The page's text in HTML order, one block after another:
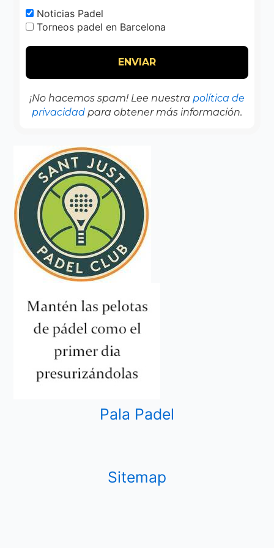
Noticias Padel
Torneos padel en Barcelona
¡No hacemos spam! Lee nuestra política de
privacidad para obtener más información.
Pala Padel
Sitemap